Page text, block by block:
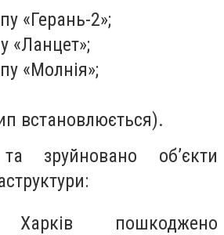
«Герань-2»;
«Ланцет»;
«Молнія»;
встановлюється).
зруйновано обʼєкти
пошкоджено